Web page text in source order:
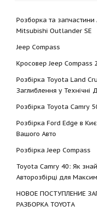
Розборка та запчастини
Mitsubishi Outlander SE
Jeep Compass
Кросовер Jeep Compass
Розбірка Toyota Land
Заглиблення у Технічні
Розбірка Toyota Camry
Розбірка Ford Edge в
Вашого Авто
Розбірка Jeep Compass
Toyota Camry 40: Як
Авторозбірці для
НОВОЕ ПОСТУПЛЕНИЕ
РАЗБОРКА TOYOTА